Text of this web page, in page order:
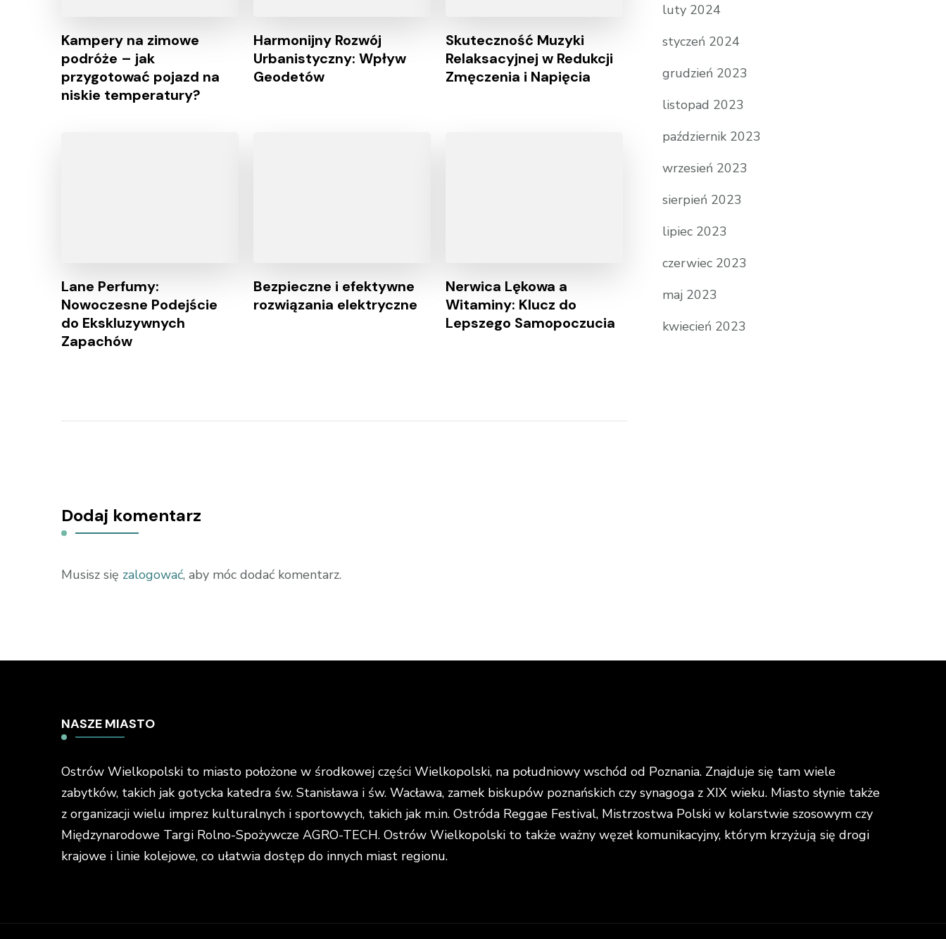
Kampery na zimowe
podróże – jak
przygotować pojazd na
niskie temperatury?
Harmonijny Rozwój
Urbanistyczny: Wpływ
Geodetów
Skuteczność Muzyki
Relaksacyjnej w Redukcji
Zmęczenia i Napięcia
Lane Perfumy:
Nowoczesne Podejście
do Ekskluzywnych
Zapachów
Bezpieczne i efektywne
rozwiązania elektryczne
Nerwica Lękowa a
Witaminy: Klucz do
Lepszego Samopoczucia
Dodaj komentarz
Musisz się zalogować, aby móc dodać komentarz.
luty 2024
styczeń 2024
grudzień 2023
listopad 2023
październik 2023
wrzesień 2023
sierpień 2023
lipiec 2023
czerwiec 2023
maj 2023
kwiecień 2023
NASZE MIASTO
Ostrów Wielkopolski to miasto położone w środkowej części Wielkopolski, na południowy wschód od Poznania. Znajduje się tam wiele
zabytków, takich jak gotycka katedra św. Stanisława i św. Wacława, zamek biskupów poznańskich czy synagoga z XIX wieku. Miasto słynie także
z organizacji wielu imprez kulturalnych i sportowych, takich jak m.in. Ostróda Reggae Festival, Mistrzostwa Polski w kolarstwie szosowym czy
Międzynarodowe Targi Rolno-Spożywcze AGRO-TECH. Ostrów Wielkopolski to także ważny węzeł komunikacyjny, którym krzyżują się drogi
krajowe i linie kolejowe, co ułatwia dostęp do innych miast regionu.